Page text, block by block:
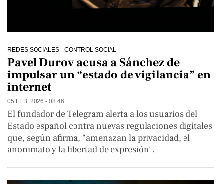
REDES SOCIALES CONTROL SOCIAL
Pavel Durov acusa a Sánchez de
impulsar un “estado de vigilancia” en
internet
05 FEB. 2026 - 08:46
El fundador de Telegram alerta a los usuarios del
Estado español contra nuevas regulaciones digitales
que, según afirma, "amenazan la privacidad, el
anonimato y la libertad de expresión".